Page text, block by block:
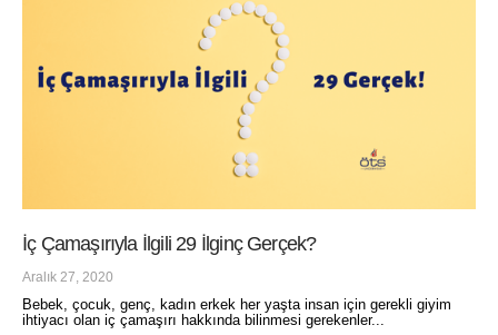
İç Çamaşırıyla İlgili 29 İlginç Gerçek?
Aralık 27, 2020
Bebek, çocuk, genç, kadın erkek her yaşta insan için gerekli giyim
ihtiyacı olan iç çamaşırı hakkında bilinmesi gerekenler...